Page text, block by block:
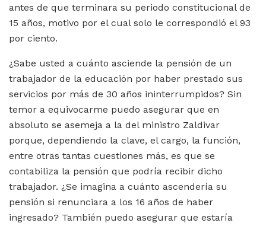
antes de que terminara su periodo constitucional de
15 años, motivo por el cual solo le correspondió el 93
por ciento.
¿Sabe usted a cuánto asciende la pensión de un
trabajador de la educación por haber prestado sus
servicios por más de 30 años ininterrumpidos? Sin
temor a equivocarme puedo asegurar que en
absoluto se asemeja a la del ministro Zaldivar
porque, dependiendo la clave, el cargo, la función,
entre otras tantas cuestiones más, es que se
contabiliza la pensión que podría recibir dicho
trabajador. ¿Se imagina a cuánto ascendería su
pensión si renunciara a los 16 años de haber
ingresado? También puedo asegurar que estaría